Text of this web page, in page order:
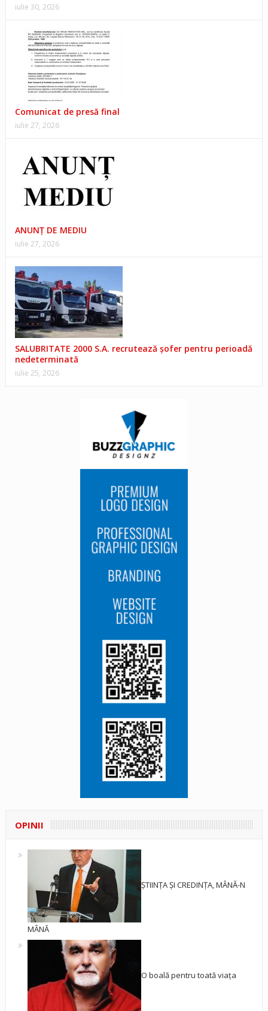
iulie 30, 2026
Comunicat de presă final
iulie 27, 2026
ANUNŢ DE MEDIU
iulie 27, 2026
SALUBRITATE 2000 S.A. recrutează șofer pentru perioadă
nedeterminată
iulie 25, 2026
OPINII
ȘTIINȚA ȘI CREDINȚA, MÂNĂ-N
MÂNĂ
O boală pentru toată viața